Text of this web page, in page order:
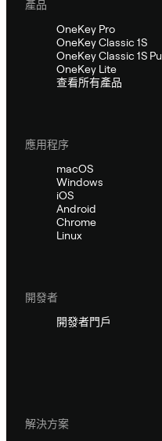
產品
OneKey Pro
OneKey Classic 1S
OneKey Classic 1S
OneKey Lite
查看所有產品
應用程序
macOS
Windows
iOS
Android
Chrome
Linux
開發者
開發者門戶
解決方案